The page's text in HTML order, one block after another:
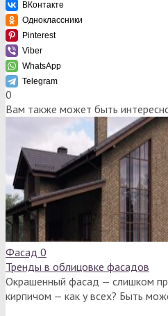
ВКонтакте
Одноклассники
Pinterest
Viber
WhatsApp
Telegram
0
Вам также может быть
Фасад 0
Тренды в облицовке фасадов
Окрашенный фасад — слишком
кирпичом — как у всех? Быть